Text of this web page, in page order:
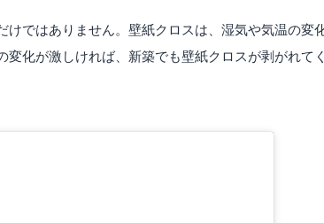
ではありません。壁紙クロスは、湿気や気温の変
化が激しければ、新築でも壁紙クロスが剥がれて